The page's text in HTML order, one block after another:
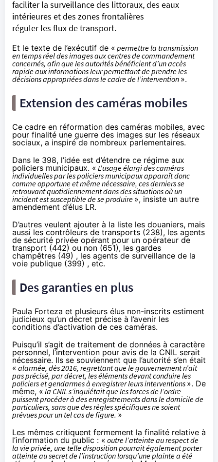
faciliter la surveillance des littoraux, des eaux
intérieures et des zones frontalières
réguler les flux de transport.
Et le texte de l’exécutif de « permettre la transmission
en temps réel des images aux centres de commandement
concernés, afin que les autorités bénéficient d’un accès
rapide aux informations leur permettant de prendre les
décisions appropriées dans le cadre de l’intervention ».
Extension des caméras mobiles
Ce cadre en réformation des caméras mobiles, avec
pour finalité une guerre des images sur les réseaux
sociaux, a inspiré de nombreux parlementaires.
Dans le 398, l’idée est d’étendre ce régime aux
policiers municipaux. « L'usage élargi des caméras
individuelles par les policiers municipaux apparaît donc
comme opportune et même nécessaire, ces derniers se
retrouvant quotidiennement dans des situations où un
incident est susceptible de se produire », insiste un autre
amendement d’élus LR.
D’autres veulent ajouter à la liste les douaniers, mais
aussi les contrôleurs de transports (238), les agents
de sécurité privée opérant pour un opérateur de
transport (442) ou non (651), les gardes
champêtres (49) , les agents de surveillance de la
voie publique (399) , etc.
Des garanties en plus
Paula Forteza et plusieurs élus non-inscrits estiment
judicieux qu’un décret précise à l’avenir les
conditions d’activation de ces caméras.
Puisqu’il s’agit de traitement de données à caractère
personnel, l’intervention pour avis de la CNIL serait
nécessaire. Ils se souviennent que l’autorité s’en était
« alarmée, dès 2016, regrettant que le gouvernement n’ait
pas précisé, par décret, les éléments devant conduire les
policiers et gendarmes à enregistrer leurs interventions ». De
même, « la CNIL s’inquiétait que les forces de l’ordre
puissent procéder à des enregistrements dans le domicile de
particuliers, sans que des règles spécifiques ne soient
prévues pour un tel cas de figure. »
Les mêmes critiquent fermement la finalité relative à
l’information du public : « outre l’atteinte au respect de
la vie privée, une telle disposition pourrait également porter
atteinte au secret de l’instruction lorsqu’une plainte a été